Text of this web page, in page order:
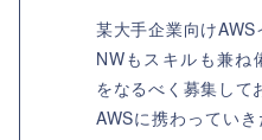
某大手企業向けAWS
NWもスキルも兼ね
をなるべく募集して
AWSに携わってい